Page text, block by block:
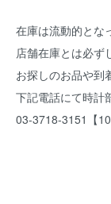
在庫は流動的とな
店舗在庫とは必ず
お探しのお品や到
下記電話にて時計
03-3718-3151【